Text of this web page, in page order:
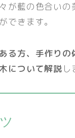
が藍の色合い
できます。
る方、手作り
について解説